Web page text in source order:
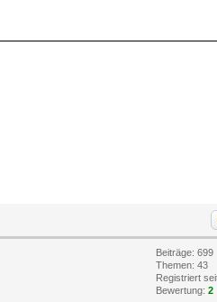
Beiträge: 699
Themen: 43
Registriert
Bewertung:2